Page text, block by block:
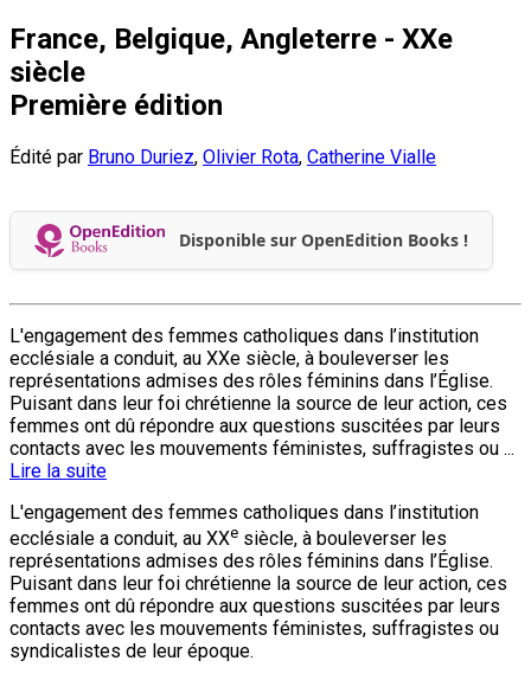
France, Belgique, Angleterre - XXe
siècle
Première édition
Édité par Bruno Duriez, Olivier Rota, Catherine Vialle
Disponible sur OpenEdition Books !
L'engagement des femmes catholiques dans l’institution
ecclésiale a conduit, au XXe siècle, à bouleverser les
représentations admises des rôles féminins dans l’Église.
Puisant dans leur foi chrétienne la source de leur action, ces
femmes ont dû répondre aux questions suscitées par leurs
contacts avec les mouvements féministes, suffragistes ou ...
Lire la suite
L'engagement des femmes catholiques dans l’institution
ecclésiale a conduit, au XXe siècle, à bouleverser les
représentations admises des rôles féminins dans l’Église.
Puisant dans leur foi chrétienne la source de leur action, ces
femmes ont dû répondre aux questions suscitées par leurs
contacts avec les mouvements féministes, suffragistes ou
syndicalistes de leur époque.